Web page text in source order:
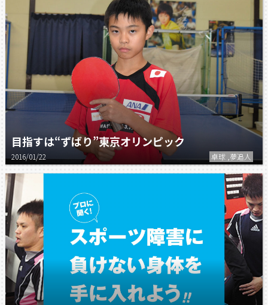
目指すは“ずばり”東京オリンピック
2016/01/22 卓球 ,夢追人